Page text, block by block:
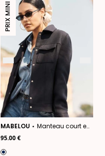
PRIX MINI
MABELOU
Manteau court en drap de laine
95.00 €